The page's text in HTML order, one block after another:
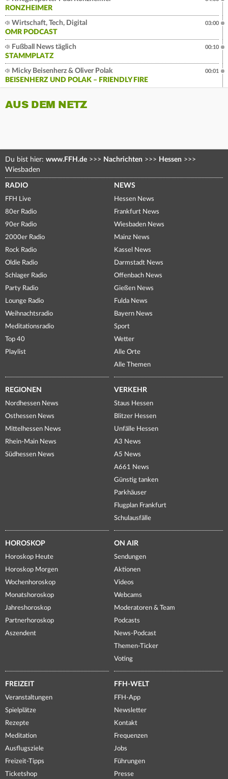
RONZHEIMER
Wirtschaft, Tech, Digital
OMR PODCAST
03:00
Fußball News täglich
STAMMPLATZ
00:10
Micky Beisenherz & Oliver Polak
BEISENHERZ UND POLAK – FRIENDLY FIRE
00:01
AUS DEM NETZ
Du bist hier: www.FFH.de >>> Nachrichten >>> Hessen >>>
Wiesbaden
RADIO
FFH Live
80er Radio
90er Radio
2000er Radio
Rock Radio
Oldie Radio
Schlager Radio
Party Radio
Lounge Radio
Weihnachtsradio
Meditationsradio
Top 40
Playlist
NEWS
Hessen News
Frankfurt News
Wiesbaden News
Mainz News
Kassel News
Darmstadt News
Offenbach News
Gießen News
Fulda News
Bayern News
Sport
Wetter
Alle Orte
Alle Themen
REGIONEN
Nordhessen News
Osthessen News
Mittelhessen News
Rhein-Main News
Südhessen News
VERKEHR
Staus Hessen
Blitzer Hessen
Unfälle Hessen
A3 News
A5 News
A661 News
Günstig tanken
Parkhäuser
Flugplan Frankfurt
Schulausfälle
HOROSKOP
Horoskop Heute
Horoskop Morgen
Wochenhoroskop
Monatshoroskop
Jahreshoroskop
Partnerhoroskop
Aszendent
ON AIR
Sendungen
Aktionen
Videos
Webcams
Moderatoren & Team
Podcasts
News-Podcast
Themen-Ticker
Voting
FREIZEIT
Veranstaltungen
Spielplätze
Rezepte
Meditation
Ausflugsziele
Freizeit-Tipps
Ticketshop
FFH-WELT
FFH-App
Newsletter
Kontakt
Frequenzen
Jobs
Führungen
Presse